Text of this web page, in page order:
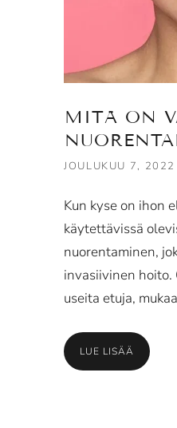
MITÄ ON
JOULUKUU 7, 2022
Kun kyse on ihon
käytettävissä
nuorentaminen,
invasiivinen
useita etuja,
LUE LISÄÄ